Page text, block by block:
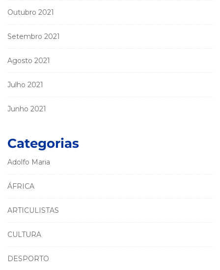
Outubro 2021
Setembro 2021
Agosto 2021
Julho 2021
Junho 2021
Categorias
Adolfo Maria
ÁFRICA
ARTICULISTAS
CULTURA
DESPORTO